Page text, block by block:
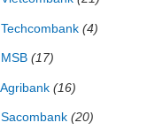
Techcombank (4)
MSB (17)
Agribank (16)
Sacombank (20)